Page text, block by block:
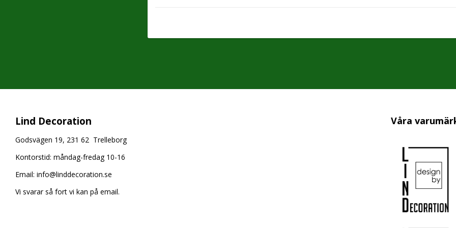
Lind Decoration
Godsvägen 19, 231 62 Trelleborg
Kontorstid: måndag-fredag 10-16
Email: info@linddecoration.se
Vi svarar så fort vi kan på email.
Våra